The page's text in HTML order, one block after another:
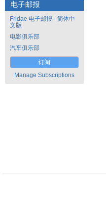
电子邮报
Fridae 电子邮报 - 简体中
文版
电影俱乐部
汽车俱乐部
订阅
Manage Subscriptions